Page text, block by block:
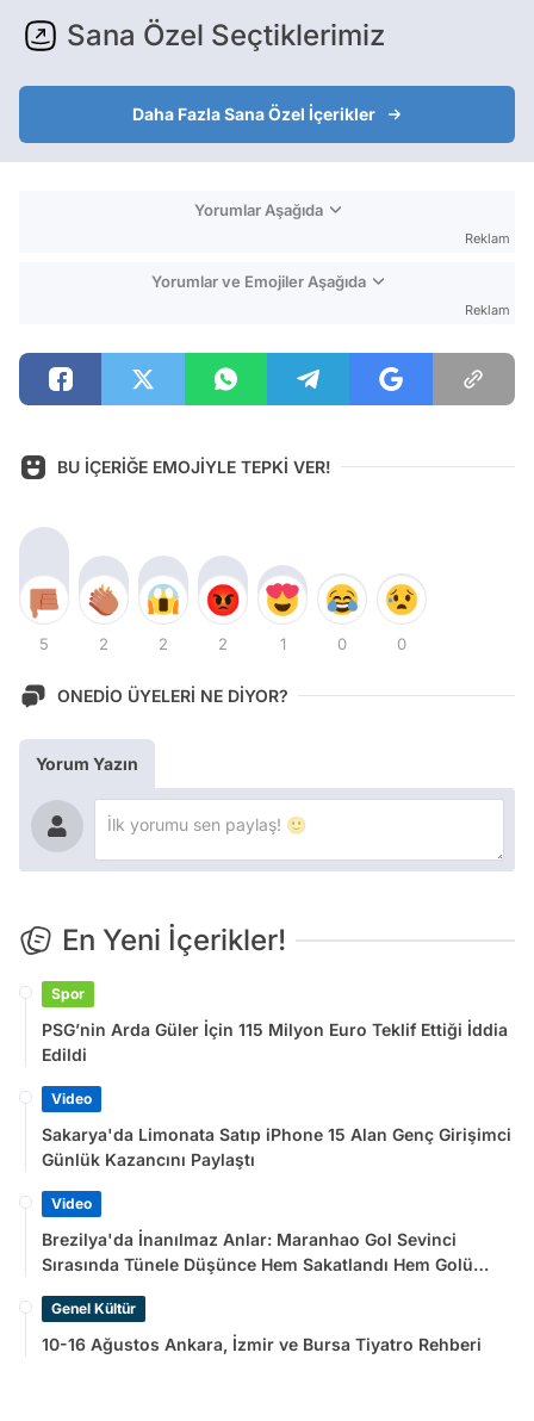
Sana Özel Seçtiklerimiz
Daha Fazla Sana Özel İçerikler
Yorumlar Aşağıda
Reklam
Yorumlar ve Emojiler Aşağıda
Reklam
BU İÇERİĞE EMOJİYLE TEPKİ VER!
5 2 2 2 1 0 0
ONEDİO ÜYELERİ NE DİYOR?
Yorum Yazın
En Yeni İçerikler!
Spor
PSG’nin Arda Güler İçin 115 Milyon Euro Teklif Ettiği İddia
Edildi
Video
Sakarya'da Limonata Satıp iPhone 15 Alan Genç Girişimci
Günlük Kazancını Paylaştı
Video
Brezilya'da İnanılmaz Anlar: Maranhao Gol Sevinci
Sırasında Tünele Düşünce Hem Sakatlandı Hem Golü
Genel Kültür
10-16 Ağustos Ankara, İzmir ve Bursa Tiyatro Rehberi